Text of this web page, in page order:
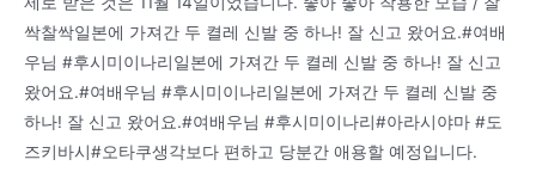
싹찰싹일본에 가져간 두 켤레 신발 중 하나! 잘 신고 왔어요.#여배
우님 #후시미이나리일본에 가져간 두 켤레 신발 중 하나! 잘 신고
왔어요.#여배우님 #후시미이나리일본에 가져간 두 켤레 신발 중
하나! 잘 신고 왔어요.#여배우님 #후시미이나리#아라시야마 #도
즈키바시#오타쿠생각보다 편하고 당분간 애용할 예정입니다.